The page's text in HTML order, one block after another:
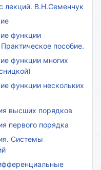
лекций. В.Н.Семенчук
функции
пособие.
функции многих
функции нескольких
высших порядков
первого порядка
Системы